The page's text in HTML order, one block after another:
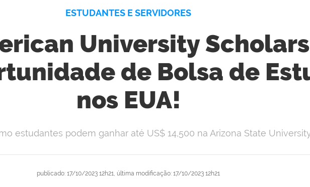
ESTUDANTES E SERVIDORES
University
de Bolsa de
nos EUA!
publicado: 17/10/2023 12h21, última modificação: 17/10/2023 12h21
estudantes podem ganhar até US$ 14,500 na Arizona State